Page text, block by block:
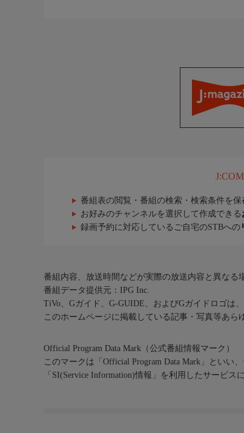
番組表の閲覧・番組の検索・検索条件を保
お好みのチャンネルを選択して作成できる
録画予約に対応しているご自宅のSTBへの
番組内容、放送時間などが実際の放送内容と異なる
番組データ提供元：IPG Inc.
TiVo、Gガイド、G-GUIDE、およびGガイドロゴは
このホームページに掲載している記事・写真等あら
Official Program Data Mark（公式番組情報マーク）
このマークは「Official Program Data Mark」といい
「SI(Service Information)情報」を利用したサービス